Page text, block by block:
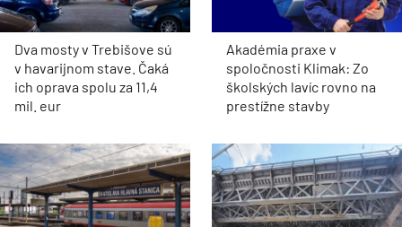
Dva mosty v Trebišove sú
v havarijnom stave. Čaká
ich oprava spolu za 11,4
mil. eur
Akadémia praxe v
spoločnosti Klimak: Zo
školských lavíc rovno na
prestížne stavby